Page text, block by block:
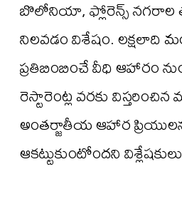
బొలోనియా, ఫ్లోరెన్స్ నగరాల
నిలవడం విశేషం. లక్షలాది
ప్రతిబింబించే వీధి ఆహారం
రెస్టారెంట్ల వరకు
అంతర్జాతీయ ఆహార
ఆకట్టుకుంటోందని